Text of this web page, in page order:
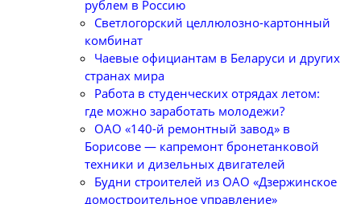
рублем в Россию
Светлогорский целлюлозно-картонный
комбинат
Чаевые официантам в Беларуси и других
странах мира
Работа в студенческих отрядах летом:
где можно заработать молодежи?
ОАО «140-й ремонтный завод» в
Борисове — капремонт бронетанковой
техники и дизельных двигателей
Будни строителей из ОАО «Дзержинское
домостроительное управление»